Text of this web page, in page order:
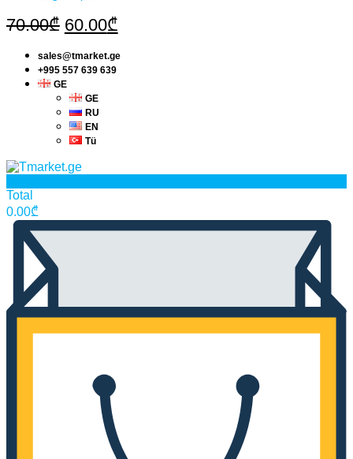
700.00₾.
70.00₾ Original
was:
70.00₾.
60.00₾Current
is:
sales@tmarket.ge
+995 557 639 639
GE
GE
RU
EN
Tü
Total
0.00₾